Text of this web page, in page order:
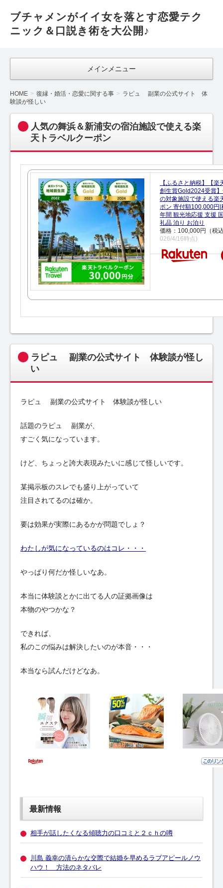
ブチャメンがイイ女を落とす恋愛テク
ニック＆口説き術を大公開♪
メインメニュー
HOME 復縁・婚活・恋愛に関する事
ラピュ 副業の公式サイト 体
験談が怪しい
人気の舞浜＆新浦安の宿泊施設で使える楽
天トラベルクーポン
【ふるさと納税】【楽
創生賞Gold2024受賞
の対象施設で使える楽
ポン 寄付額100,000円|
年間 観光地応援 支援
礼品 泊り お泊り
価格：100,000円（税
026/4/16時点)
ラピュ 副業の公式サイト 体験談が怪し
い
ラピュ 副業の公式サイト 体験談が怪しい
話題のラピュ 副業が、
すごく気になっています。
けど、ちょっと誇大表現みたいに感じて怪しいです。
某掲示板のスレでも盛り上がっていて
注目されてるのは確か。
要は効果が実際にあるかが問題でしょ？
わたしが気になっているのはコレ・・・
やっぱり何だか怪しいなあ。
本当に体験談とかに出てる人の証拠画像は
本物のやつかな？
できれば、
私のこの悩みは解決したいのが本音・・・
本当なら試んだけどなあ。
最新情報
相手が話したくなる傾聴力の口コミと２ｃｈの噂
川島 義幸の清らかな交際で結婚を早めるラブアピールノウ
ハウ！ 方法のネタバレ